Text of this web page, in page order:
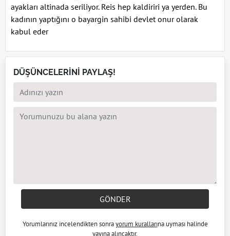
ayakları altinada seriliyor. Reis hep kaldiriri ya yerden. Bu
kadının yaptığını o bayargin sahibi devlet onur olarak
kabul eder
DÜŞÜNCELERİNİ PAYLAŞ!
GÖNDER
Yorumlarınız incelendikten sonrayorum kurallarına uyması halinde
yayına alıncaktır.